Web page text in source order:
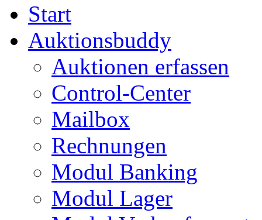
Start
Auktionsbuddy
Auktionen erfassen
Control-Center
Mailbox
Rechnungen
Modul Banking
Modul Lager